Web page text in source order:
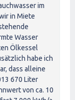
im
in Miete
Wasser
Ölkessel
habe ich
dass alleine
670 Liter
von ca. 10